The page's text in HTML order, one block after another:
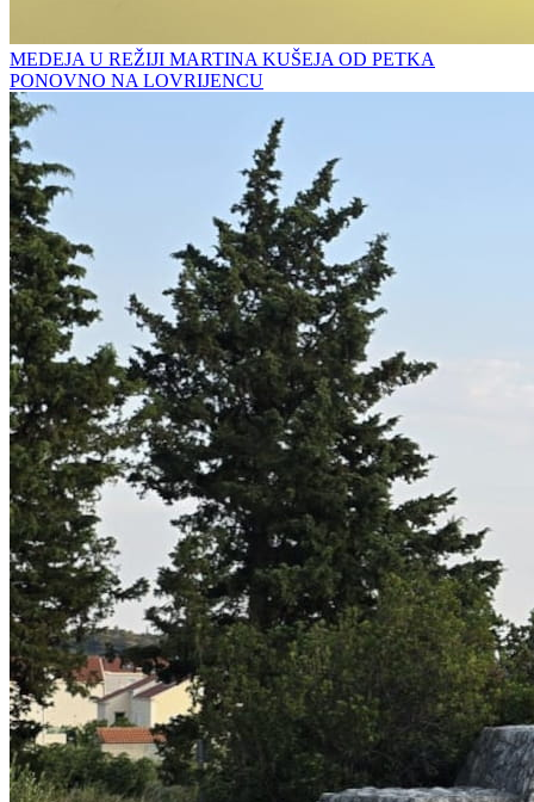
MEDEJA U REŽIJI MARTINA KUŠEJA OD PETKA
PONOVNO NA LOVRIJENCU